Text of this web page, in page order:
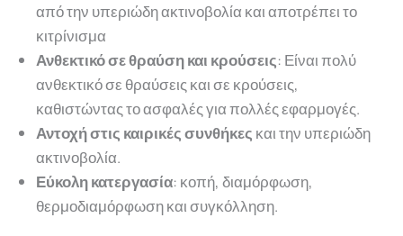
από την υπεριώδη ακτινοβολία και αποτρέπει το
κιτρίνισμα
Ανθεκτικό σε θραύση και κρούσεις: Είναι πολύ
ανθεκτικό σε θραύσεις και σε κρούσεις,
καθιστώντας το ασφαλές για πολλές εφαρμογές.
Αντοχή στις καιρικές συνθήκες και την υπεριώδη
ακτινοβολία.
Εύκολη κατεργασία: κοπή, διαμόρφωση,
θερμοδιαμόρφωση και συγκόλληση.